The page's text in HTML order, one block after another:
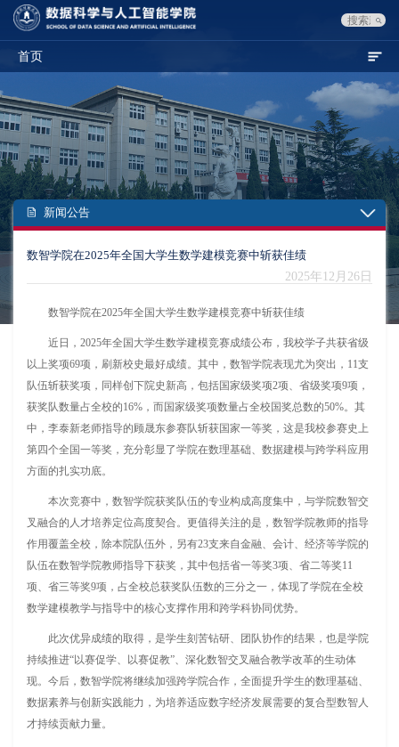
首页
新闻公告
数智学院在2025年全国大学生数学建模竞赛中斩获佳绩
2025年12月26日
数智学院在2025年全国大学生数学建模竞赛中斩获佳绩
近日，2025年全国大学生数学建模竞赛成绩公布，我校学子共获省级
以上奖项69项，刷新校史最好成绩。其中，数智学院表现尤为突出，11支
队伍斩获奖项，同样创下院史新高，包括国家级奖项2项、省级奖项9项，
获奖队数量占全校的16%，而国家级奖项数量占全校国奖总数的50%。其
中，李泰新老师指导的顾晟东参赛队斩获国家一等奖，这是我校参赛史上
第四个全国一等奖，充分彰显了学院在数理基础、数据建模与跨学科应用
方面的扎实功底。
本次竞赛中，数智学院获奖队伍的专业构成高度集中，与学院数智交
叉融合的人才培养定位高度契合。更值得关注的是，数智学院教师的指导
作用覆盖全校，除本院队伍外，另有23支来自金融、会计、经济等学院的
队伍在数智学院教师指导下获奖，其中包括省一等奖3项、省二等奖11
项、省三等奖9项，占全校总获奖队伍数的三分之一，体现了学院在全校
数学建模教学与指导中的核心支撑作用和跨学科协同优势。
此次优异成绩的取得，是学生刻苦钻研、团队协作的结果，也是学院
持续推进“以赛促学、以赛促教”、深化数智交叉融合教学改革的生动体
现。今后，数智学院将继续加强跨学院合作，全面提升学生的数理基础、
数据素养与创新实践能力，为培养适应数字经济发展需要的复合型数智人
才持续贡献力量。